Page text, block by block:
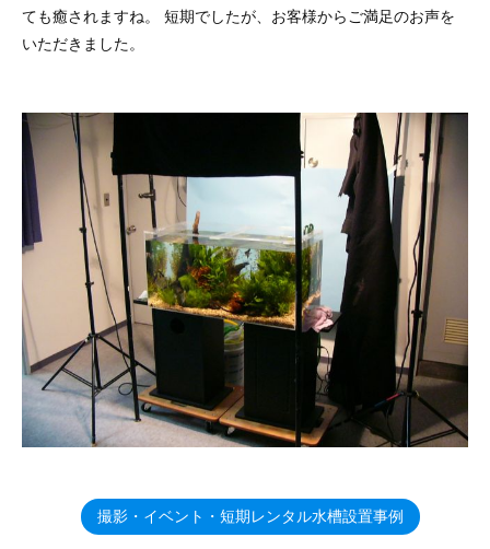
ても癒されますね。 短期でしたが、お客様からご満足のお声を
いただきました。
撮影・イベント・短期レンタル水槽設置事例